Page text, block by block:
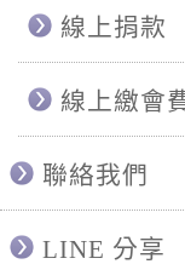
線上捐款
線上繳會
聯絡我們
LINE 分享